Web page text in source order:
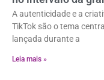
A autenticidade e a
TikTok são o tema
lançada durante a
Leia mais »